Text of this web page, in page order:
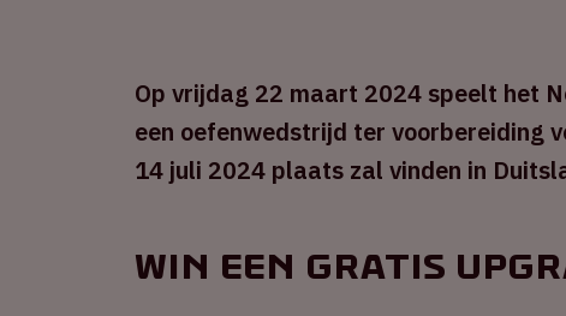
Op vrijdag 22 maart 2024 speelt het
een oefenwedstrijd ter voorbereiding
14 juli 2024 plaats zal vinden in
Win een gratis